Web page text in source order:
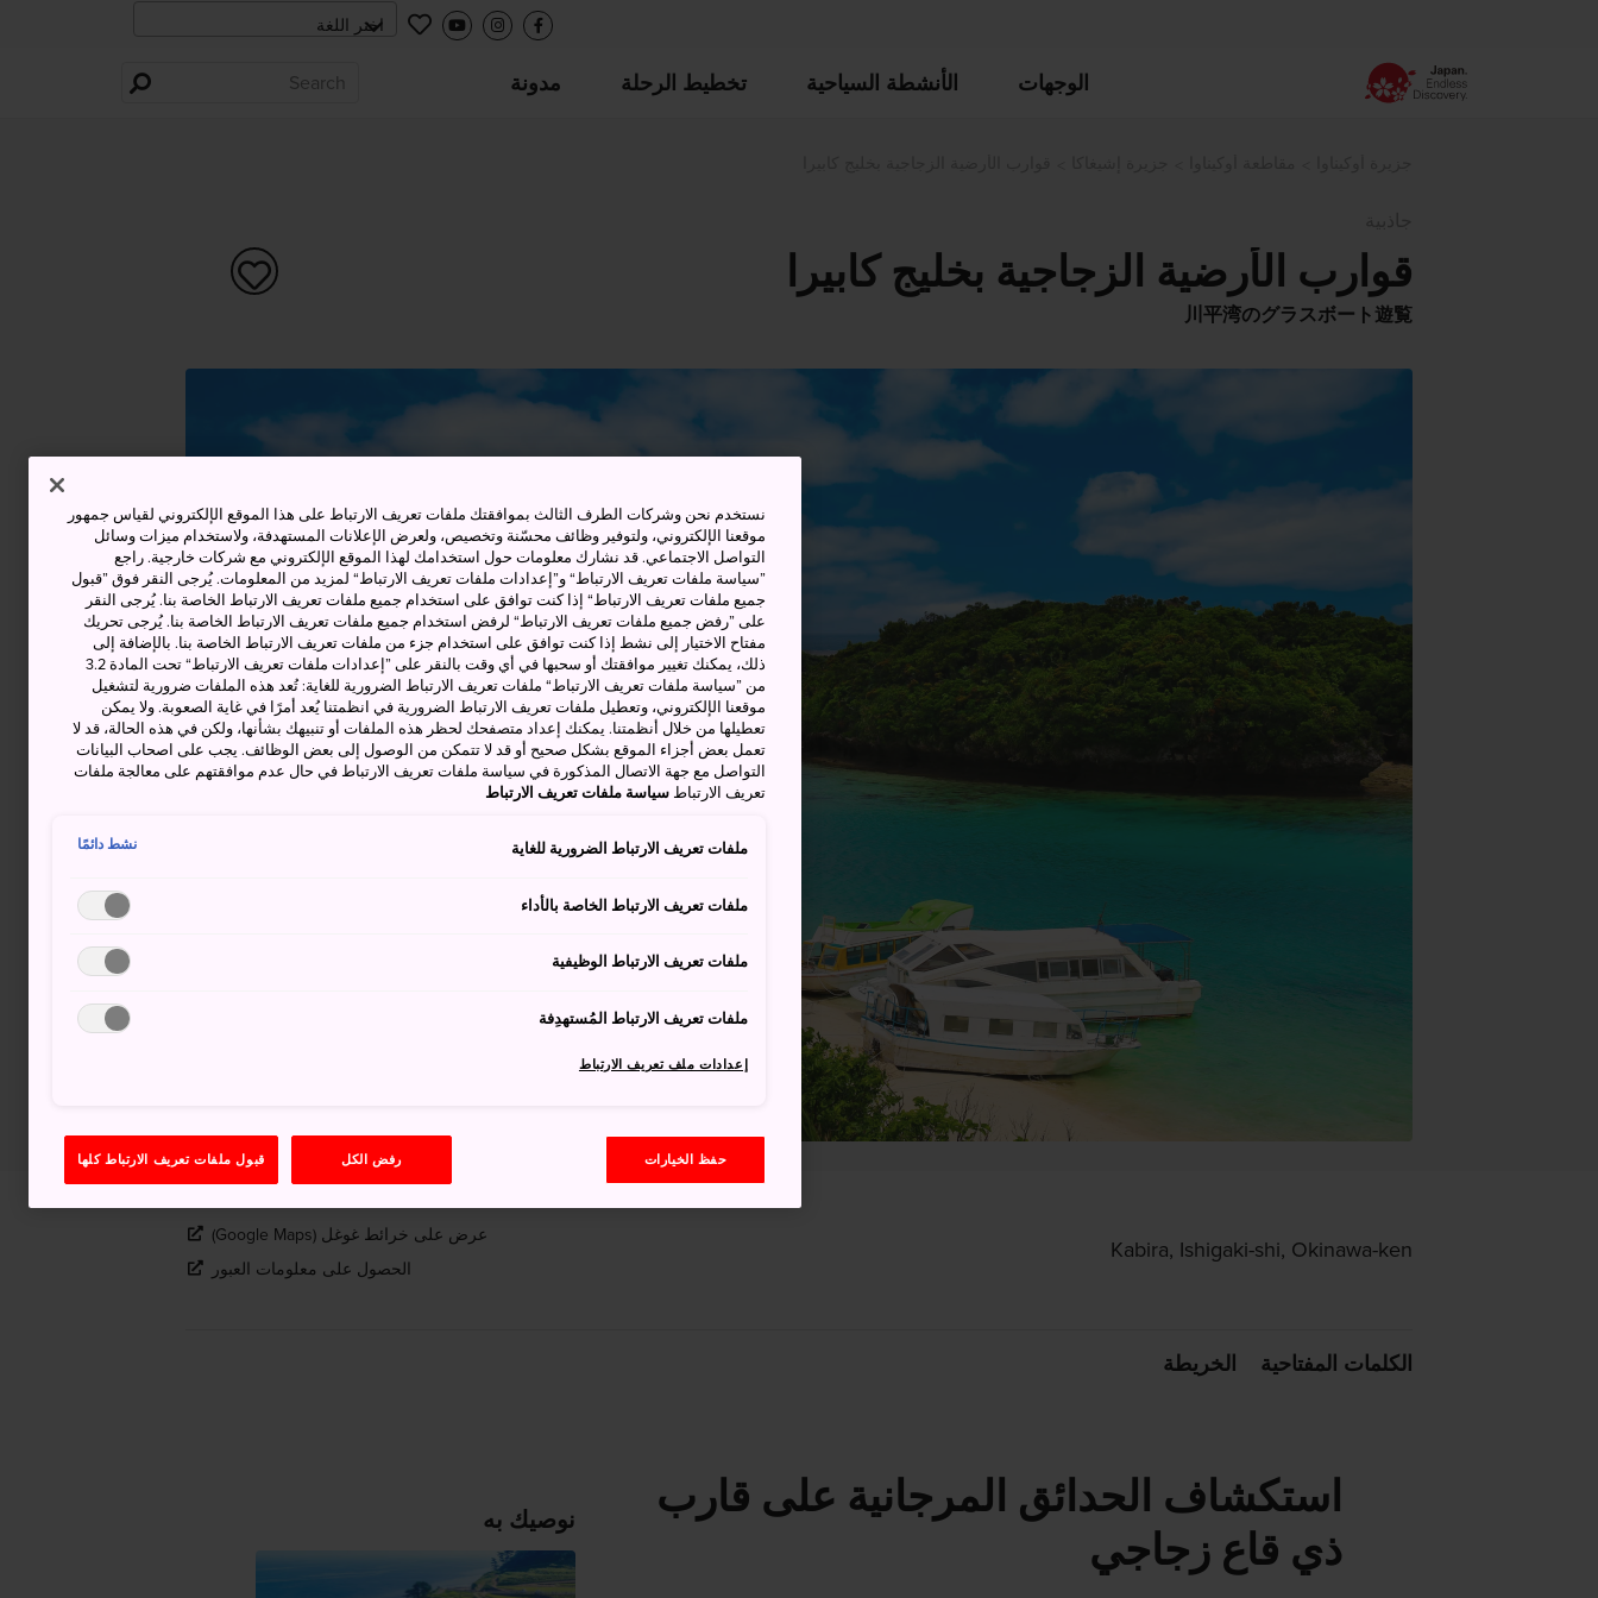
الوجهات الأنشطة السياحية تخطيط الرحلة مدونة
قوارب الأرضية الزجاجية بخليج كابيرا
川平湾のグラスボート遊覧
Kabira, Ishigaki-shi, Okinawa-ken
عرض على خرائط غوغل (Google Maps)
الحصول على معلومات العبور
الكلمات المفتاحية الخريطة
استكشاف الحدائق المرجانية على قارب
ذي قاع زجاجي
نوصيك به
نستخدم نحن وشركات الطرف الثالث بموافقتك ملفات تعريف الارتباط على هذا الموقع الإلكتروني لقياس جمهور
موقعنا الإلكتروني، ولتوفير وظائف محسّنة وتخصيص، ولعرض الإعلانات المستهدفة، ولاستخدام ميزات وسائل
التواصل الاجتماعي. قد نشارك معلومات حول استخدامك لهذا الموقع الإلكتروني مع شركات خارجية. راجع
”سياسة ملفات تعريف الارتباط“ و”إعدادات ملفات تعريف الارتباط“ لمزيد من المعلومات. يُرجى النقر فوق ”قبول
جميع ملفات تعريف الارتباط“ إذا كنت توافق على استخدام جميع ملفات تعريف الارتباط الخاصة بنا. يُرجى النقر
على ”رفض جميع ملفات تعريف الارتباط“ لرفض استخدام جميع ملفات تعريف الارتباط الخاصة بنا. يُرجى تحريك
مفتاح الاختيار إلى نشط إذا كنت توافق على استخدام جزء من ملفات تعريف الارتباط الخاصة بنا. بالإضافة إلى
ذلك، يمكنك تغيير موافقتك أو سحبها في أي وقت بالنقر على ”إعدادات ملفات تعريف الارتباط“ تحت المادة 3.2
من ”سياسة ملفات تعريف الارتباط“ ملفات تعريف الارتباط الضرورية للغاية: تُعد هذه الملفات ضرورية لتشغيل
موقعنا الإلكتروني، وتعطيل ملفات تعريف الارتباط الضرورية في انظمتنا يُعد أمرًا في غاية الصعوبة. ولا يمكن
تعطيلها من خلال أنظمتنا. يمكنك إعداد متصفحك لحظر هذه الملفات أو تنبيهك بشأنها، ولكن في هذه الحالة، قد لا
تعمل بعض أجزاء الموقع بشكل صحيح أو قد لا تتمكن من الوصول إلى بعض الوظائف. يجب على اصحاب البيانات
التواصل مع جهة الاتصال المذكورة في سياسة ملفات تعريف الارتباط في حال عدم موافقتهم على معالجة ملفات
تعريف الارتباط سياسة ملفات تعريف الارتباط
ملفات تعريف الارتباط الضرورية للغاية نشط دائمًا
ملفات تعريف الارتباط الخاصة بالأداء
ملفات تعريف الارتباط الوظيفية
ملفات تعريف الارتباط المُستهدِفة
إعدادات ملف تعريف الارتباط
حفظ الخيارات رفض الكل قبول ملفات تعريف الارتباط كلها